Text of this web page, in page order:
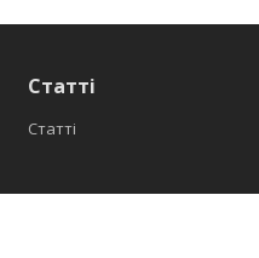
Статті
Статті